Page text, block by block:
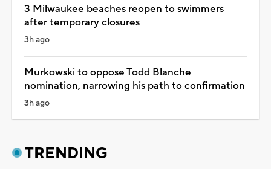
3 Milwaukee beaches reopen to swimmers
after temporary closures
3h ago
Murkowski to oppose Todd Blanche
nomination, narrowing his path to confirmation
3h ago
TRENDING